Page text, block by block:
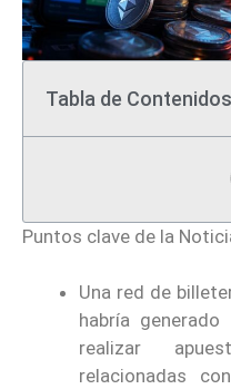
Tabla de Contenidos
Puntos clave de la
Una red de
habría generado
realizar
relacionadas